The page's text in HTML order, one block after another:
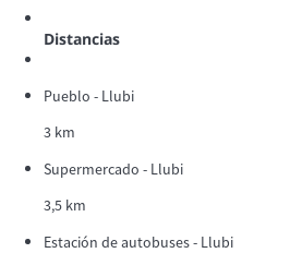
Distancias
Pueblo - Llubi
3 km
Supermercado - Llubi
3,5 km
Estación de autobuses - Llubi